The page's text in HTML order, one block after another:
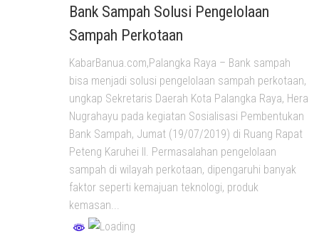
Bank Sampah Solusi Pengelolaan
Sampah Perkotaan
KabarBanua.com,Palangka Raya – Bank sampah
bisa menjadi solusi pengelolaan sampah perkotaan,
ungkap Sekretaris Daerah Kota Palangka Raya, Hera
Nugrahayu pada kegiatan Sosialisasi Pembentukan
Bank Sampah, Jumat (19/07/2019) di Ruang Rapat
Peteng Karuhei II. Permasalahan pengelolaan
sampah di wilayah perkotaan, dipengaruhi banyak
faktor seperti kemajuan teknologi, produk
kemasan...